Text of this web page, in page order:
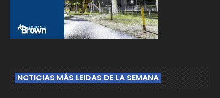
NOTICIAS MÁS LEIDAS DE LA SEMANA